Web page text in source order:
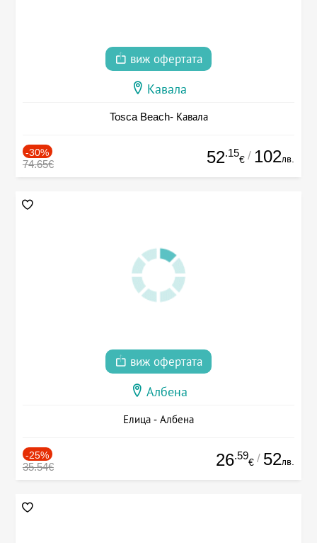
виж офертата
Кавала
Tosca Beach- Кавала
-30%
74.65€ 52.15
€ / 102лв.
виж офертата
Албена
Елица - Албена
-25%
35.54€ 26.59
€ / 52лв.